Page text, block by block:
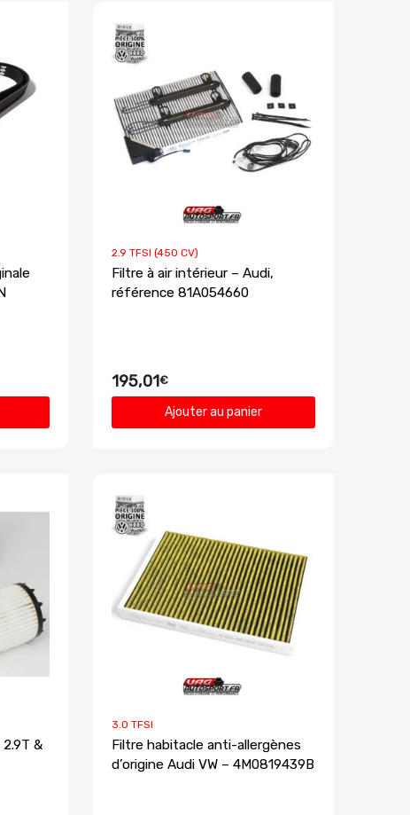
2.9 TFSI (450 CV)
Filtre à air intérieur – Audi,
référence 81A054660
195,01€
Ajouter au panier
2.9T &
3.0 TFSI
Filtre habitacle anti-allergènes
d’origine Audi VW – 4M0819439B